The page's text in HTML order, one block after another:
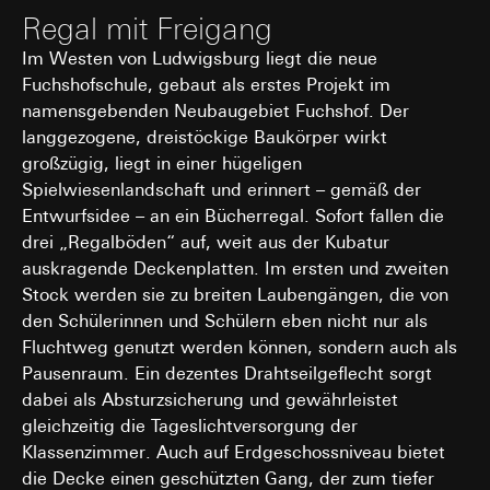
Regal mit Freigang
Im Westen von Ludwigsburg liegt die neue
Fuchshofschule, gebaut als erstes Projekt im
namensgebenden Neubaugebiet Fuchshof. Der
langgezogene, dreistöckige Baukörper wirkt
großzügig, liegt in einer hügeligen
Spielwiesenlandschaft und erinnert – gemäß der
Entwurfsidee – an ein Bücherregal. Sofort fallen die
drei „Regalböden“ auf, weit aus der Kubatur
auskragende Deckenplatten. Im ersten und zweiten
Stock werden sie zu breiten Laubengängen, die von
den Schülerinnen und Schülern eben nicht nur als
Fluchtweg genutzt werden können, sondern auch als
Pausenraum. Ein dezentes Drahtseilgeflecht sorgt
dabei als Absturzsicherung und gewährleistet
gleichzeitig die Tageslichtversorgung der
Klassenzimmer. Auch auf Erdgeschossniveau bietet
die Decke einen geschützten Gang, der zum tiefer
Gira Giersiepen GmbH & Co. KG
Abs. 1 lit. a DSGVO
Lebensdauer des Cookies:
12 Monate
A/B lyft
Datenverarbeitungszwecke:
Durchführung von A/B-Tests zur Optimierung
von Website-Inhalten, -Design und -
Funktionen.
Analyse des Nutzerverhaltens zur
Verbesserung der Benutzerfreundlichkeit und
Effizienz der Website.
Kategorien personenbezogener Daten:
Technische Daten wie IP-Adresse
(anonymisiert oder pseudonymisiert).
Gerätedaten (z. B. Browsertyp,
Betriebssystem).
Nutzungsdaten (z. B. Klickverhalten,
Scrollverhalten, Verweildauer auf der
interne Abteilungen, soweit Zugriff für
Aufgabenerfüllung erforderlich
TikTok Information Technologies UK Limited,
Kaleidoscope, 4 Lindsey Street, London, EC1A 9HP,
United Kingdom
TikTok Technology Limited, The Sorting Office,
Ropemaker Place, Dublin 2, D02 HD23, Dublin, Irland
Wir und TikTok sind hierbei gemeinsam
verantwortlich (hier sind in Part B Ziffer 3. weitere
Informationen zur gemeinsamen Verantwortlichkeit
abrufbar:
https://ads.tiktok.com/i18n/official/policy/jurisdiction-
specific-terms).
Drittlandübermittlung: Ihre o.g. Daten bzw.
Datenkategorien werden im Vereinigten Königreich
verarbeitet. Für diesen Transfer liegt ein
Angemessenheitsbeschluss der EU-Kommission vor
(https://commission.europa.eu/law/law-topic/data-
protection/international-dimension-data-
protection/adequacy-decisions_en)